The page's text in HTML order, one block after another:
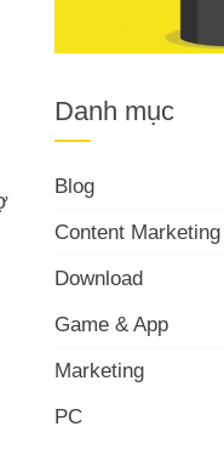
Danh mục
Blog
Content Marketing
Download
Game & App
Marketing
PC